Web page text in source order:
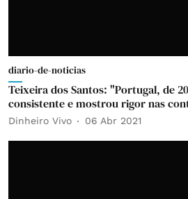
diario-de-noticias
Teixeira dos Santos: "Portugal, de
consistente e mostrou rigor nas
Dinheiro Vivo 06 Abr 2021